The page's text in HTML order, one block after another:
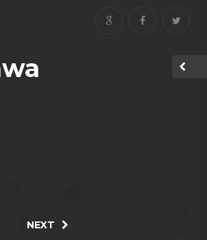
NEXT